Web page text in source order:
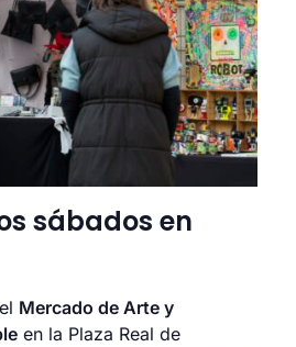
sábados en
Mercado de Arte y
en la Plaza Real de